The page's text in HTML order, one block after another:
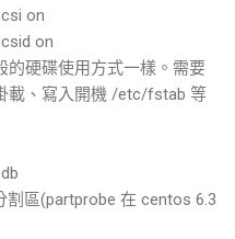
on
on
的硬碟使用方式一樣。需要
載、寫入開機 /etc/fstab 等
區(partprobe 在 centos 6.3